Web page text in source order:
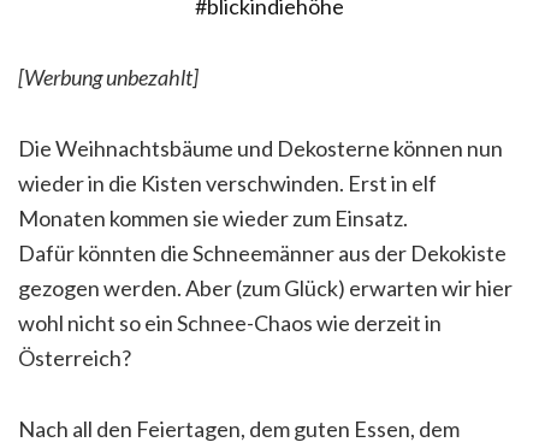
[Werbung unbezahlt]
Die Weihnachtsbäume und Dekosterne können nun
wieder in die Kisten verschwinden. Erst in elf
Monaten kommen sie wieder zum Einsatz.
Dafür könnten die Schneemänner aus der Dekokiste
gezogen werden. Aber (zum Glück) erwarten wir hier
wohl nicht so ein Schnee-Chaos wie derzeit in
Österreich?
Nach all den Feiertagen, dem guten Essen, dem